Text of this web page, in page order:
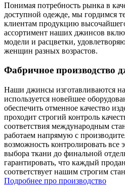
Понимая потребность рынка в
доступной одежде, мы гордимся
клиентам продукцию
ассортимент наших джинсов
модели и расцветки,
женщин разных возрастов.
Фабричное производство
Наши джинсы изготавливаются
используется новейшее
обеспечить отменное качество
проходит строгий контроль
соответствия международным
работаем напрямую с
возможность контролировать все
выбора ткани до финальной
гарантировать, что каждый
соответствует нашим строгим
Подробнее про производство